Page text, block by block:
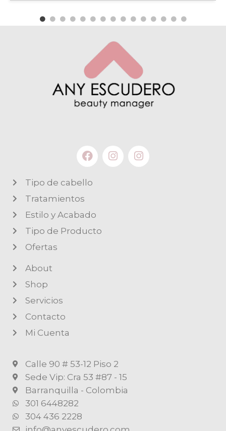
Tipo de cabello
Tratamientos
Estilo y Acabado
Tipo de Producto
Ofertas
About
Shop
Servicios
Contacto
Mi Cuenta
Calle 90 # 53-12 Piso 2
Sede Vip: Cra 53 #87 - 15
Barranquilla - Colombia
301 6448282
304 436 2228